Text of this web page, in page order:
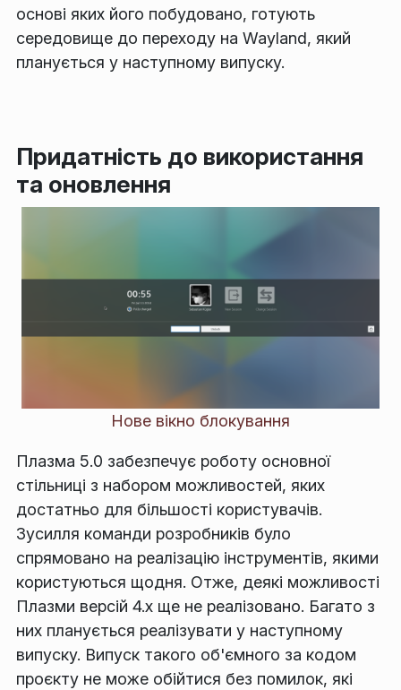
основі яких його побудовано, готують
середовище до переходу на Wayland, який
планується у наступному випуску.
Придатність до використання
та оновлення
Нове вікно блокування
Плазма 5.0 забезпечує роботу основної
стільниці з набором можливостей, яких
достатньо для більшості користувачів.
Зусилля команди розробників було
спрямовано на реалізацію інструментів, якими
користуються щодня. Отже, деякі можливості
Плазми версій 4.x ще не реалізовано. Багато з
них планується реалізувати у наступному
випуску. Випуск такого об'ємного за кодом
проєкту не може обійтися без помилок, які